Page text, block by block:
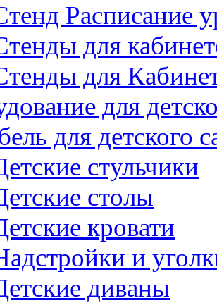
Расписание
для
для
для
для детского
стульчики
столы
кровати
и
диваны